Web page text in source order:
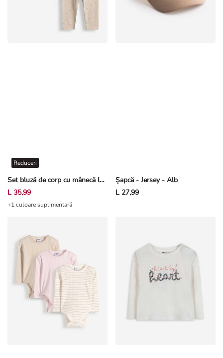
Set bluză de corp cu mânecă lungă și leggings - Broderii - Alb
Reduceri
L 35,99
+1 culoare suplimentară
Șapcă - Jersey - Alb
L 27,99